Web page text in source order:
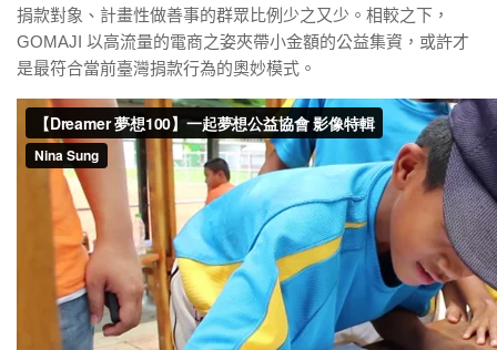
捐款對象、計畫性做善事的群眾比例少之又少。相較之下，
GOMAJI 以高流量的電商之姿夾帶小金額的公益集資，或許才
是最符合當前臺灣捐款行為的奧妙模式。